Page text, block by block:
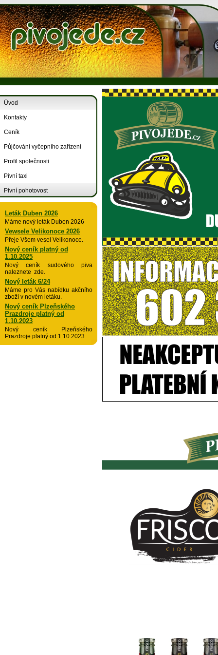
Úvod
Kontakty
Ceník
Půjčování vyčepního zařízení
Profil společnosti
Pivní taxi
Pivní pohotovost
Leták Duben 2026
Máme nový leták Duben 2026
Vewsele Velikonoce 2026
Přeje Všem vesel Velikonoce.
Nový ceník platný od
1.10.2025
Nový ceník sudového piva
naleznete zde.
Nový leták 6/24
Máme pro Vás nabídku akčního
zboží v novém letáku.
Nový ceník Plzeňského
Prazdroje platný od
1.10.2023
Nový ceník Plzeňského
Prazdroje platný od 1.10.2023